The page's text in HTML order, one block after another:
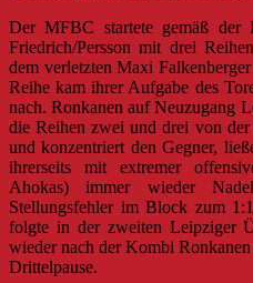
Der MFBC startete gemäß der
Friedrich/Persson mit drei
dem verletzten Maxi
Reihe kam ihrer Aufgabe des
nach. Ronkanen auf Neuzugang
die Reihen zwei und drei von
und konzentriert den Gegner,
ihrerseits mit extremer
Ahokas) immer wieder
Stellungsfehler im Block zum
folgte in der zweiten Leipziger
wieder nach der Kombi
Drittelpause.